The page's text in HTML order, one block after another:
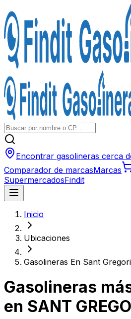
Encontrar gasolineras cerca
Comparador de marcasMarcas
SupermercadosFindit
Inicio
Ubicaciones
Gasolineras En Sant Gregori
Gasolineras
en SANT